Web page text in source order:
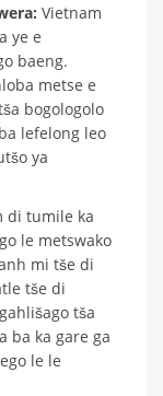
Vietnam
ye e
baeng.
metse e
bogologolo
lefelong leo
ya
di tumile ka
le metswako
mi tše di
tše di
tša
ba ka gare ga
le le